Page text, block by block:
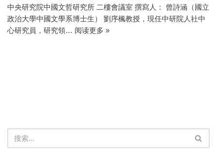
中央研究院中國文哲研究所 二樓會議室 撰寫人： 曾詩涵（國立
政治大學中國文學系博士生） 劉序楓教授，現任中研院人社中
心研究員，研究領… 阅读更多 »